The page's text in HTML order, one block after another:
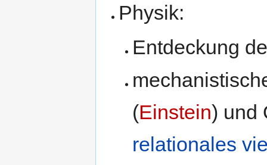
Physik:
Entdeckung
(Einstein) und
relationales